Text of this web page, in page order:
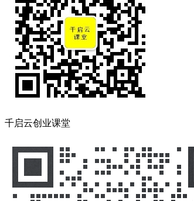
千启云创业课堂